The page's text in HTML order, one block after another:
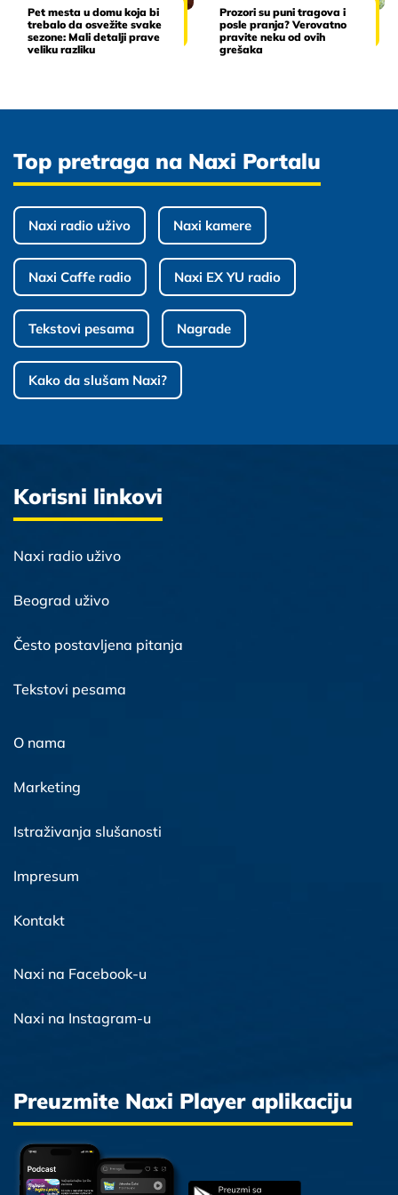
Pet mesta u domu koja bi
trebalo da osvežite svake
sezone: Mali detalji prave
veliku razliku
Prozori su puni tragova i
posle pranja? Verovatno
pravite neku od ovih
grešaka
Top pretraga na Naxi Portalu
Naxi radio uživo Naxi kamere
Naxi Caffe radio Naxi EX YU radio
Tekstovi pesama Nagrade
Kako da slušam Naxi?
Korisni linkovi
Naxi radio uživo
Beograd uživo
Često postavljena pitanja
Tekstovi pesama
O nama
Marketing
Istraživanja slušanosti
Impresum
Kontakt
Naxi na Facebook-u
Naxi na Instagram-u
Preuzmite Naxi Player aplikaciju